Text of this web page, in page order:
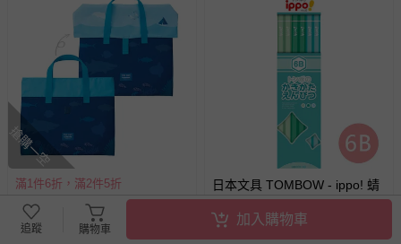
搶購一空
滿1件6折，滿2件5折
日本文具 KUTSUWA - 撥水加
工 附蓋耐用上學提袋/補習袋-
海洋生物-深藍x水藍
日本文具 TOMBOW - ippo! 蜻
蜓牌好握六角鉛筆12支(6B)-綠
色系
追蹤 購物車
加入購物車